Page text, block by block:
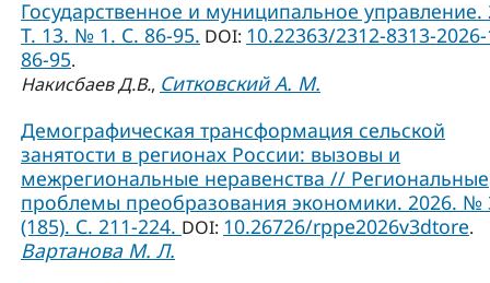
Государственное и муниципальное управление.
Т. 13. № 1. C. 86-95. DOI: 10.22363/2312-8313-
86-95.
Накисбаев Д.В., Ситковский А. М.
Демографическая трансформация сельской
занятости в регионах России: вызовы и
межрегиональные неравенства // Региональные
проблемы преобразования экономики. 2026. №
(185). С. 211-224. DOI: 10.26726/rppe2026v3dtore.
Вартанова М. Л.